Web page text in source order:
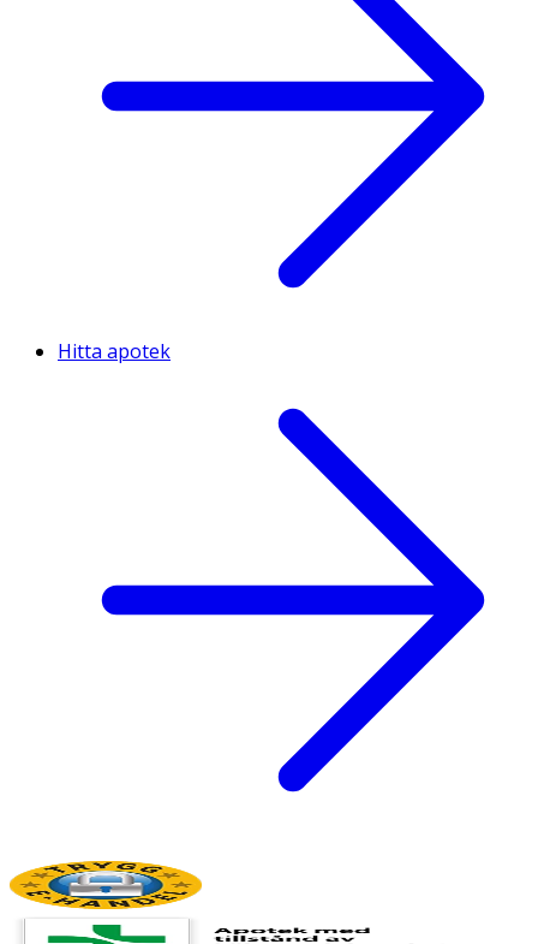
Hitta apotek